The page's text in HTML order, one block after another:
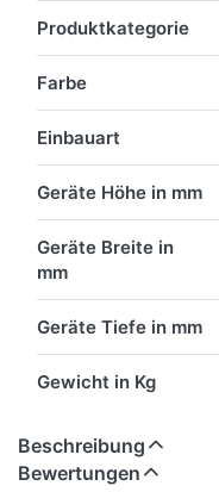
Produktkategorie
Farbe
Einbauart
Geräte Höhe in mm
Geräte Breite in
mm
Geräte Tiefe in mm
Gewicht in Kg
Beschreibung
Bewertungen